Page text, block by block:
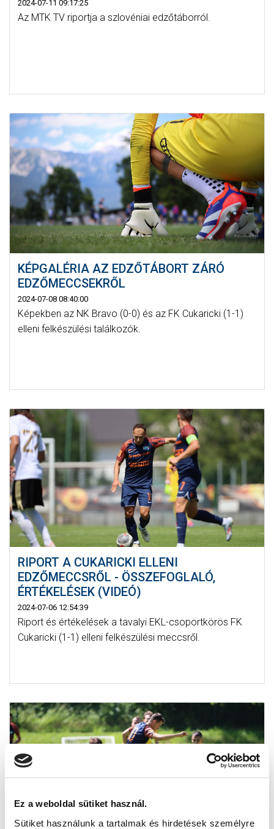
Ez a weboldal sütiket használ.
Sütiket használunk a tartalmak és hirdetések személyre
2024-07-11 09:17:25
Az MTK TV riportja a szlovéniai edzőtáborról.
KÉPGALÉRIA AZ EDZŐTÁBORT ZÁRÓ
EDZŐMECCSEKRŐL
2024-07-08 08:40:00
Képekben az NK Bravo (0-0) és az FK Cukaricki (1-1)
elleni felkészülési találkozók.
RIPORT A CUKARICKI ELLENI
EDZŐMECCSRŐL - ÖSSZEFOGLALÓ,
ÉRTÉKELÉSEK (VIDEÓ)
2024-07-06 12:54:39
Riport és értékelések a tavalyi EKL-csoportkörös FK
Cukaricki (1-1) elleni felkészülési meccsről.